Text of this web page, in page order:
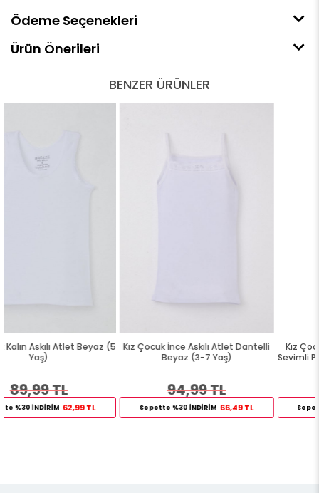
Ödeme Seçenekleri
Ürün Önerileri
BENZER ÜRÜNLER
Kız Çocuk İnce Askılı Atlet Dantelli
94,99 TL
Sepette %30 İNDİRİM 66,49 TL
Kız Çocuk Slip 3 lü Yılbaşı Temalı
Sevimli Penguen Baskılı Karışık
119,99 TL
Sepette %30 İNDİRİM 83,99 TL